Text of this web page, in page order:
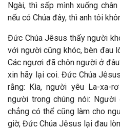
Ngài, thì sấp mình xuống
nếu có Chúa đây, thì anh tôi
Đức Chúa Jêsus thấy người
với người cũng khóc, bèn đau
Các ngươi đã chôn người ở
xin hãy lại coi. Đức Chúa
rằng: Kìa, người yêu La-xa-
người trong chúng nói:
chẳng có thể cũng làm cho
giờ, Đức Chúa Jêsus lại đau